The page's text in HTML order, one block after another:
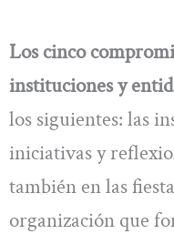
Los cinco
instituciones y
los siguientes: las
iniciativas y
también en las
organización que